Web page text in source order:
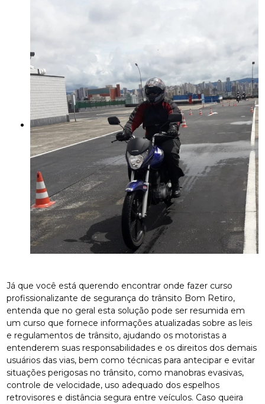
Já que você está querendo encontrar onde fazer curso
profissionalizante de segurança do trânsito Bom Retiro,
entenda que no geral esta solução pode ser resumida em
um curso que fornece informações atualizadas sobre as leis
e regulamentos de trânsito, ajudando os motoristas a
entenderem suas responsabilidades e os direitos dos demais
usuários das vias, bem como técnicas para antecipar e evitar
situações perigosas no trânsito, como manobras evasivas,
controle de velocidade, uso adequado dos espelhos
retrovisores e distância segura entre veículos. Caso queira